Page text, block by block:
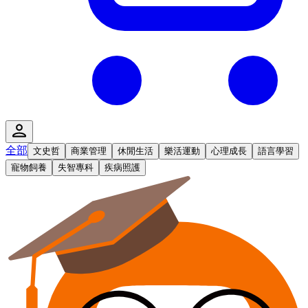
全部 文史哲 商業管理 休閒生活 樂活運動 心理成長
語言學習
寵物飼養
失智專科 疾病照護